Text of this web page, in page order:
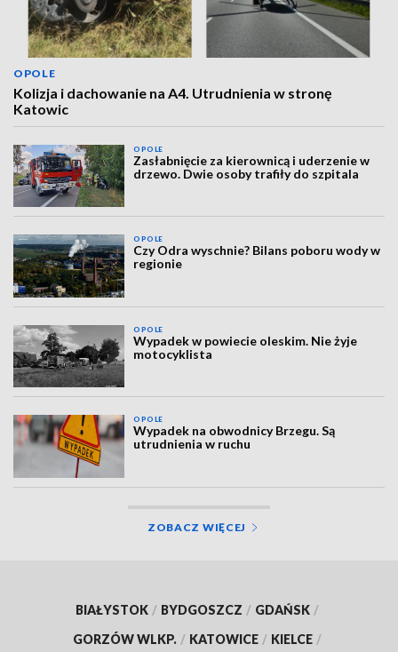
OPOLE
Kolizja i dachowanie na A4. Utrudnienia w stronę
Katowic
OPOLE
Zasłabnięcie za kierownicą i uderzenie w
drzewo. Dwie osoby trafiły do szpitala
OPOLE
Czy Odra wyschnie? Bilans poboru wody w
regionie
OPOLE
Wypadek w powiecie oleskim. Nie żyje
motocyklista
OPOLE
Wypadek na obwodnicy Brzegu. Są
utrudnienia w ruchu
ZOBACZ WIĘCEJ
BIAŁYSTOK / BYDGOSZCZ / GDAŃSK /
GORZÓW WLKP. / KATOWICE / KIELCE /